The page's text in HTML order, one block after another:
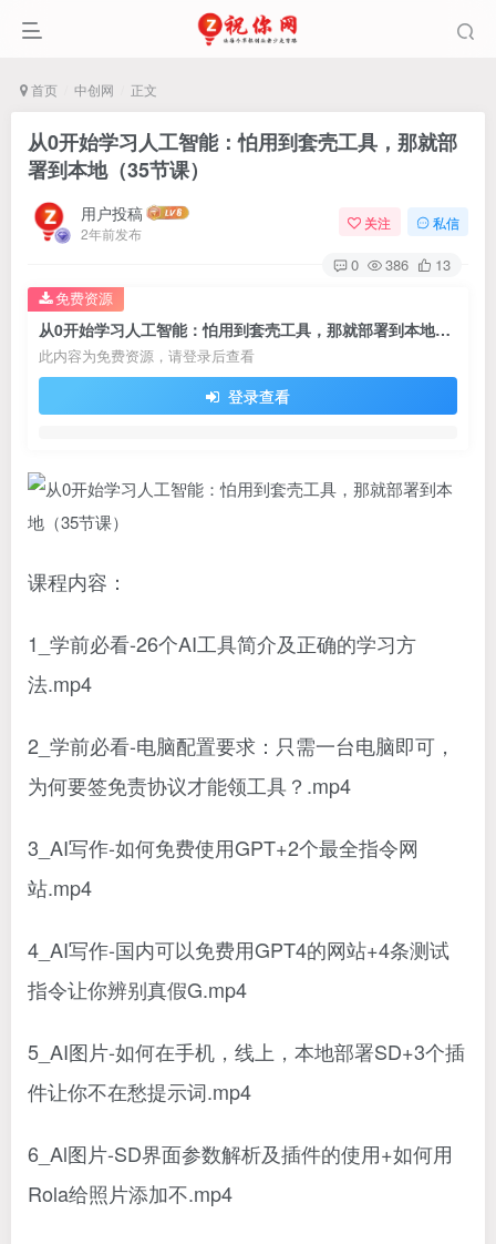
首页 中创网 正文
从0开始学习人工智能：怕用到套壳工具，那就部
署到本地（35节课）
用户投稿
2年前发布
关注 私信
0 386 13
从0开始学习人工智能：怕用到套壳工具，那就部署到本地（35节课）
此内容为免费资源，请登录后查看
登录查看
免费资源
课程内容：
1_学前必看-26个AI工具简介及正确的学习方
法.mp4
2_学前必看-电脑配置要求：只需一台电脑即可，
为何要签免责协议才能领工具？.mp4
3_AI写作-如何免费使用GPT+2个最全指令网
站.mp4
4_AI写作-国内可以免费用GPT4的网站+4条测试
指令让你辨别真假G.mp4
5_AI图片-如何在手机，线上，本地部署SD+3个插
件让你不在愁提示词.mp4
6_Al图片-SD界面参数解析及插件的使用+如何用
Rola给照片添加不.mp4